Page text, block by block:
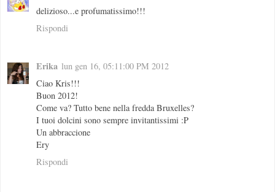
delizioso...e profumatissimo!!!
Rispondi
Erika lun gen 16, 05:11:00 PM 2012
Ciao Kris!!!
Buon 2012!
Come va? Tutto bene nella fredda Bruxelles?
I tuoi dolcini sono sempre invitantissimi :P
Un abbraccione
Ery
Rispondi